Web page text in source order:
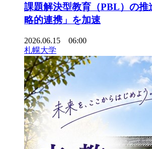
課題解決型教育（PBL）の推
略的連携」を加速
2026.06.15 06:00
札幌大学